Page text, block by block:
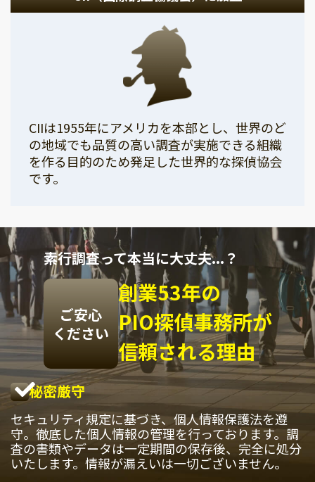
CIIは1955年にアメリカを本部とし、世界のど
の地域でも品質の高い調査が実施できる組織
を作る目的のため発足した世界的な探偵協会
です。
素行調査って本当に大丈夫...？
ご安心
ください
創業53年の
PIO探偵事務所が
信頼される理由
秘密厳守
セキュリティ規定に基づき、個人情報保護法を遵
守。徹底した個人情報の管理を行っております。調
査の書類やデータは一定期間の保存後、完全に処分
いたします。情報が漏えいは一切ございません。